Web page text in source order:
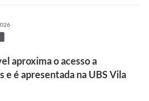
aproxima o acesso a
e é apresentada na UBS Vila